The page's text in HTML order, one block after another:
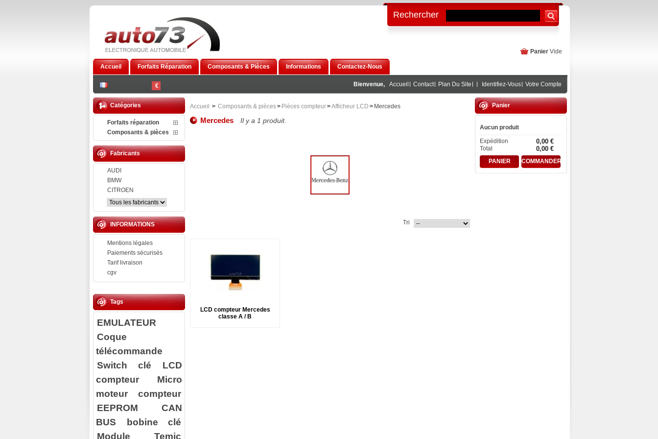
€
Accueil Forfaits Réparation Composants & Pièces Informations Contactez-Nous
Panier Vide
Bienvenue, Accueil Contact Plan Du Site Identifiez-Vous Votre Compte
Rechercher
Catégories
Forfaits réparation
Composants & pièces
Fabricants
AUDI
BMW
CITROEN
INFORMATIONS
Mentions légales
Paiements sécurisés
Tarif livraison
cgv
Tags
EMULATEUR
Coque
télécommande
Switch clé
LCD
compteur
Micro
moteur compteur
EEPROM
CAN
BUS
bobine clé
Module Temic
Accueil > Composants & pièces> Pièces compteur>Afficheur LCD > Mercedes
Mercedes Il y a 1 produit.
Tri
LCD compteur Mercedes
classe A / B
Panier
Aucun produit
Expédition
0,00 €
Total 0,00 €
PANIER COMMANDER